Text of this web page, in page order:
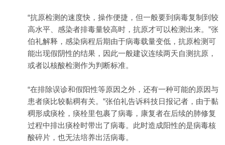
“抗原检测的速度快，操作便捷，但一般要到病毒复制到较
高水平、感染者排毒量较高时，抗原才可以检测出来。”张
伯礼解释，感染病程后期由于病毒载量变低，抗原检测可
能出现假阴性的结果，因此一般建议连续两天自测抗原，
或者以核酸检测作为判断标准。
“在排除误诊和假阳性等原因之外，还有一种可能的原因与
患者痰比较黏稠有关。”张伯礼告诉科技日报记者，由于黏
稠形成痰栓，痰栓里包裹了病毒，康复者在后续的肺修复
过程中排出痰栓时带出了病毒。此时造成阳性的是病毒核
酸碎片，也无法培养出活病毒。